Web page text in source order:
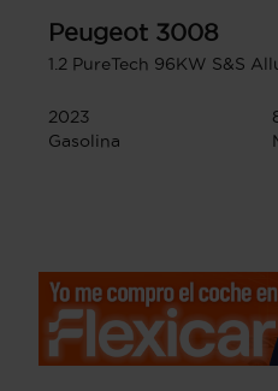
Peugeot 3008
1.2 PureTech 96KW S&S
2023
Gasolina